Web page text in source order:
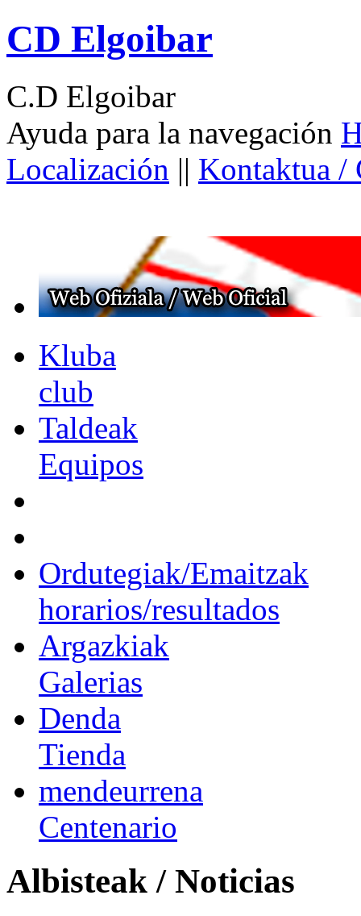
CD Elgoibar
C.D Elgoibar
Ayuda para la navegación
Localización || Kontaktua /
Kluba
club
Taldeak
Equipos
Ordutegiak/Emaitzak
horarios/resultados
Argazkiak
Galerias
Denda
Tienda
mendeurrena
Centenario
Albisteak / Noticias